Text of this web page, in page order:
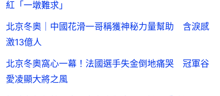
紅「一墩難求」
北京冬奧｜中國花滑一哥稱獲神秘力量幫助 含淚感
激13億人
北京冬奧窩心一幕！法國選手失金倒地痛哭 冠軍谷
愛凌顯大將之風